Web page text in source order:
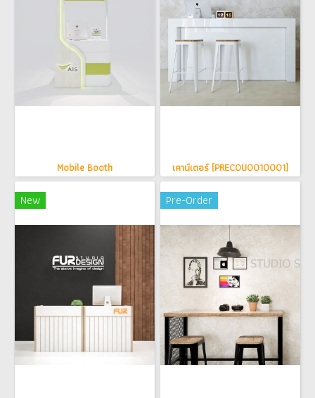
Mobile Booth เคาน์เตอร์ (PRECOU0010001)
New Pre-Order